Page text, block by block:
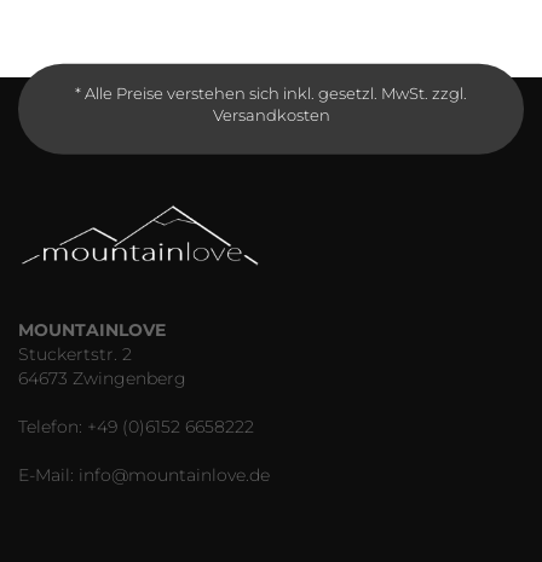
* Alle Preise verstehen sich inkl. gesetzl. MwSt. zzgl.
Versandkosten
MOUNTAINLOVE
Stuckertstr. 2
64673 Zwingenberg
Telefon: +49 (0)6152 6658222
E-Mail: info@mountainlove.de